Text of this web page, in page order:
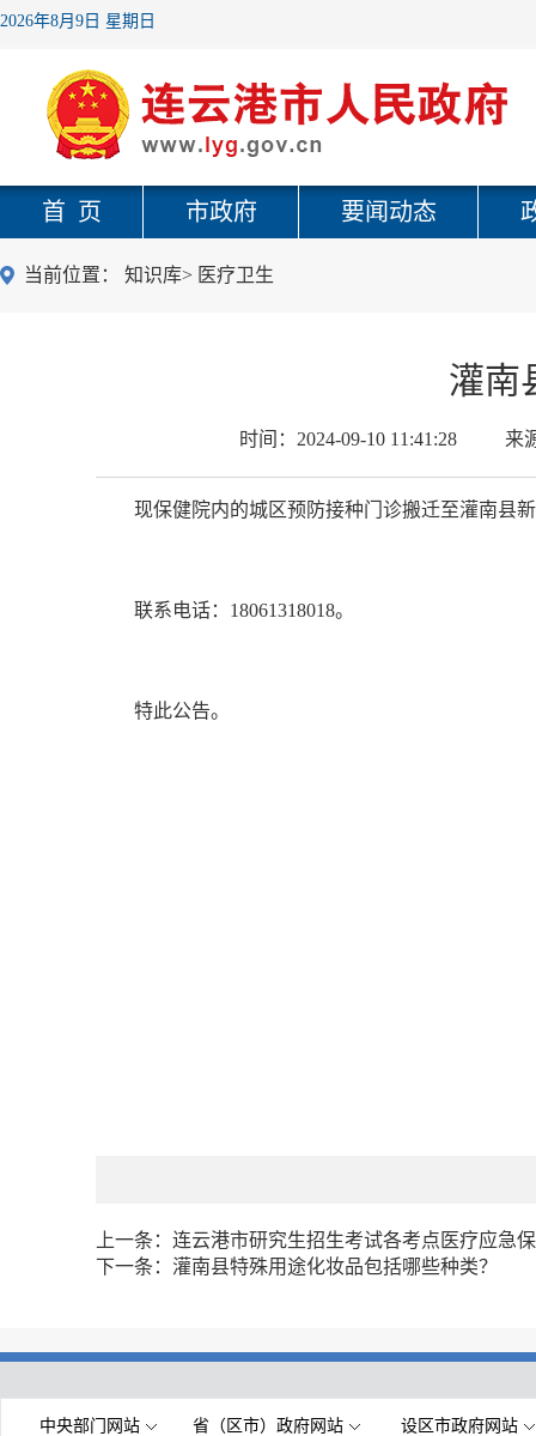
2026年8月9日 星期日
首 页 市政府 要闻动态
当前位置： 知识库> 医疗卫生
灌南
时间： 2024-09-10 11:41:28 来
现保健院内的城区预防接种门诊搬迁至灌南县
联系电话：18061318018。
特此公告。
上一条： 连云港市研究生招生考试各考点医疗应急
下一条： 灌南县特殊用途化妆品包括哪些种类？
中央部门网站 省（区市）政府网站 设区市政府网站